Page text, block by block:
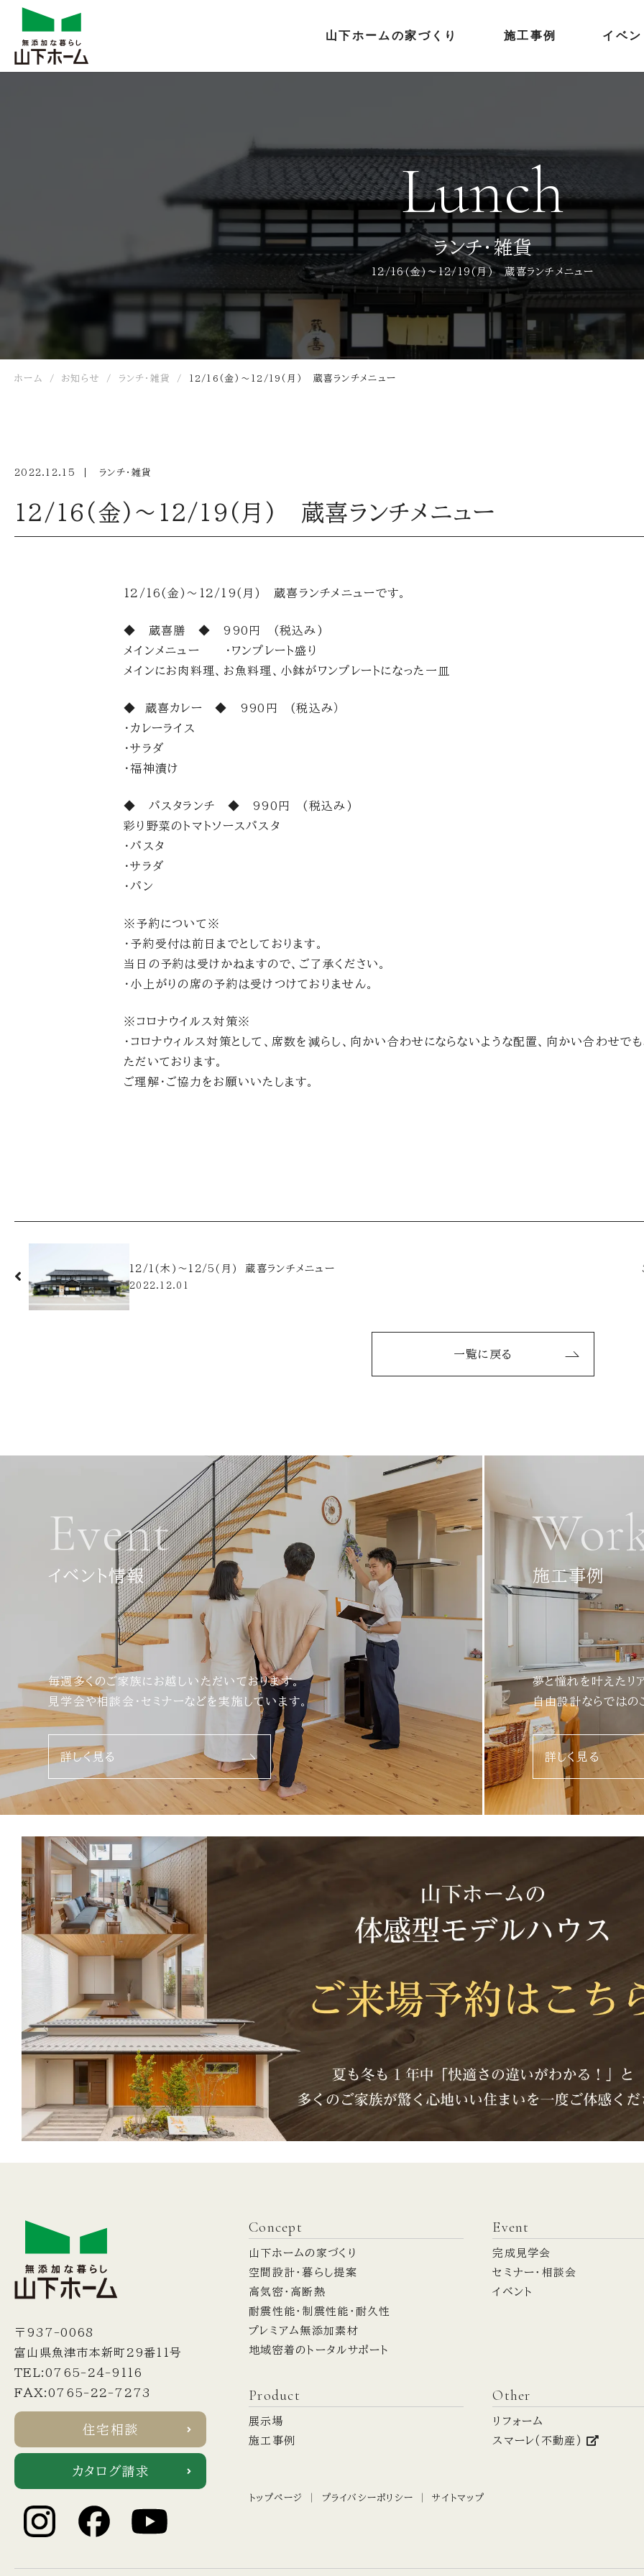
山下ホームの家づくり 施工事例 イベ
Lunch
ランチ・雑貨
12/16(金)～12/19(月) 蔵喜ランチメニュー
ホーム お知らせ ランチ・雑貨 12/16(金)～12/19(月) 蔵喜ランチメニュー
2022.12.15 ランチ・雑貨
12/16(金)～12/19(月) 蔵喜ランチメニュー
12/16(金)～12/19(月) 蔵喜ランチメニューです。
◆ 蔵喜膳 ◆ 990円 (税込み)
メインメニュー ・ワンプレート盛り
メインにお肉料理、お魚料理、小鉢がワンプレートになった一皿
◆ 蔵喜カレー ◆ 990円 (税込み）
・カレーライス
・サラダ
・福神漬け
◆ パスタランチ ◆ 990円 (税込み)
彩り野菜のトマトソースパスタ
・パスタ
・サラダ
・パン
※予約について※
・予約受付は前日までとしております。
当日の予約は受けかねますので、ご了承ください。
・小上がりの席の予約は受けつけておりません。
※コロナウイルス対策※
・コロナウィルス対策として、席数を減らし、向かい合わせにならないような配置、向かい合わせで
ただいております。
ご理解・ご協力をお願いいたします。
12/1(木)～12/5(月) 蔵喜ランチメニュー
2022.12.01
一覧に戻る
Event
イベント情報
毎週多くのご家族にお越しいただいております。
見学会や相談会・セミナーなどを実施しています。
詳しく見る
施工事例
夢と憧れを叶えたリ
自由設計ならではの
詳しく見る
〒937-0068
富山県魚津市本新町29番11号
TEL:0765-24-9116
FAX:0765-22-7273
住宅相談
カタログ請求
Concept
山下ホームの家づくり
空間設計・暮らし提案
高気密・高断熱
耐震性能・制震性能・耐久性
プレミアム無添加素材
地域密着のトータルサポート
Event
完成見学会
セミナー・相談会
イベント
Product
展示場
施工事例
Other
リフォーム
スマーレ(不動産)
トップページ プライバシーポリシー サイトマップ